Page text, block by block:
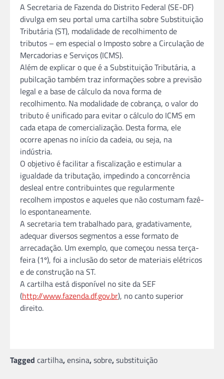
A Secretaria de Fazenda do Distrito Federal (SE-DF)
divulga em seu portal uma cartilha sobre Substituição
Tributária (ST), modalidade de recolhimento de
tributos – em especial o Imposto sobre a Circulação de
Mercadorias e Serviços (ICMS).
Além de explicar o que é a Substituição Tributária, a
pubilcação também traz informações sobre a previsão
legal e a base de cálculo da nova forma de
recolhimento. Na modalidade de cobrança, o valor do
tributo é unificado para evitar o cálculo do ICMS em
cada etapa de comercialização. Desta forma, ele
ocorre apenas no início da cadeia, ou seja, na
indústria.
O objetivo é facilitar a fiscalização e estimular a
igualdade da tributação, impedindo a concorrência
desleal entre contribuintes que regularmente
recolhem impostos e aqueles que não costumam fazê-
lo espontaneamente.
A secretaria tem trabalhado para, gradativamente,
adequar diversos segmentos a esse formato de
arrecadação. Um exemplo, que começou nessa terça-
feira (1º), foi a inclusão do setor de materiais elétricos
e de construção na ST.
A cartilha está disponível no site da SEF
(http://www.fazenda.df.gov.br), no canto superior
direito.
Tagged cartilha,ensina,sobre,substituição